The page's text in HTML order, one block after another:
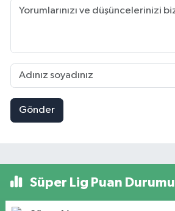
Gönder
Süper Lig Puan Durumu